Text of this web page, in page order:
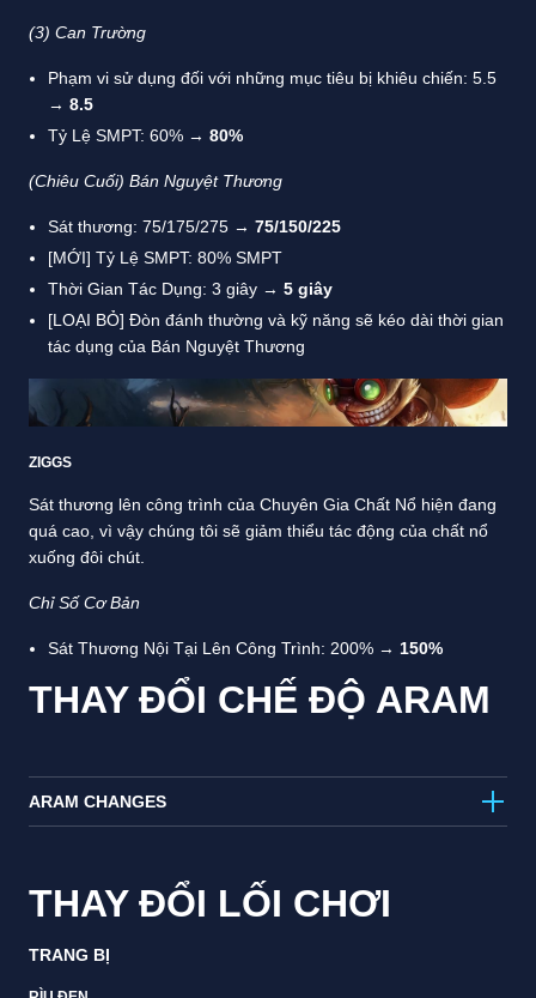
(3) Can Trường
Phạm vi sử dụng đối với những mục tiêu bị khiêu chiến: 5.5
→ 8.5
Tỷ Lệ SMPT: 60% → 80%
(Chiêu Cuối) Bán Nguyệt Thương
Sát thương: 75/175/275 → 75/150/225
[MỚI] Tỷ Lệ SMPT: 80% SMPT
Thời Gian Tác Dụng: 3 giây → 5 giây
[LOẠI BỎ] Đòn đánh thường và kỹ năng sẽ kéo dài thời gian
tác dụng của Bán Nguyệt Thương
ZIGGS
Sát thương lên công trình của Chuyên Gia Chất Nổ hiện đang
quá cao, vì vậy chúng tôi sẽ giảm thiểu tác động của chất nổ
xuống đôi chút.
Chỉ Số Cơ Bản
Sát Thương Nội Tại Lên Công Trình: 200% → 150%
THAY ĐỔI CHẾ ĐỘ ARAM
ARAM CHANGES
THAY ĐỔI LỐI CHƠI
TRANG BỊ